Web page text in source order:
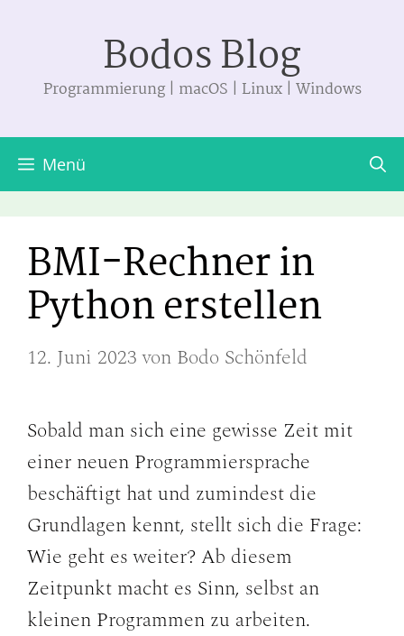
springen
Bodos Blog
Programmierung | macOS | Linux | Windows
Menü
BMI-Rechner in
Python erstellen
12. Juni 2023 von Bodo Schönfeld
Sobald man sich eine gewisse Zeit mit
einer neuen Programmiersprache
beschäftigt hat und zumindest die
Grundlagen kennt, stellt sich die Frage:
Wie geht es weiter? Ab diesem
Zeitpunkt macht es Sinn, selbst an
kleinen Programmen zu arbeiten.